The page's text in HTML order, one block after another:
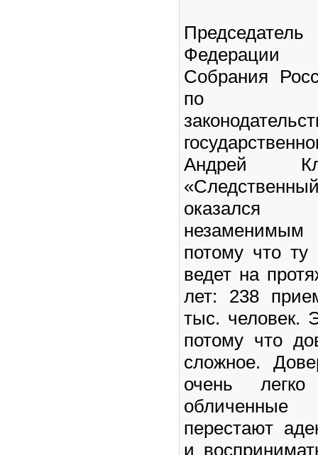
Федерации
Собрания
по
Андрей
потому что ту
ведет на
лет: 238
тыс. человек.
потому что
сложное.
очень легко
перестают
и